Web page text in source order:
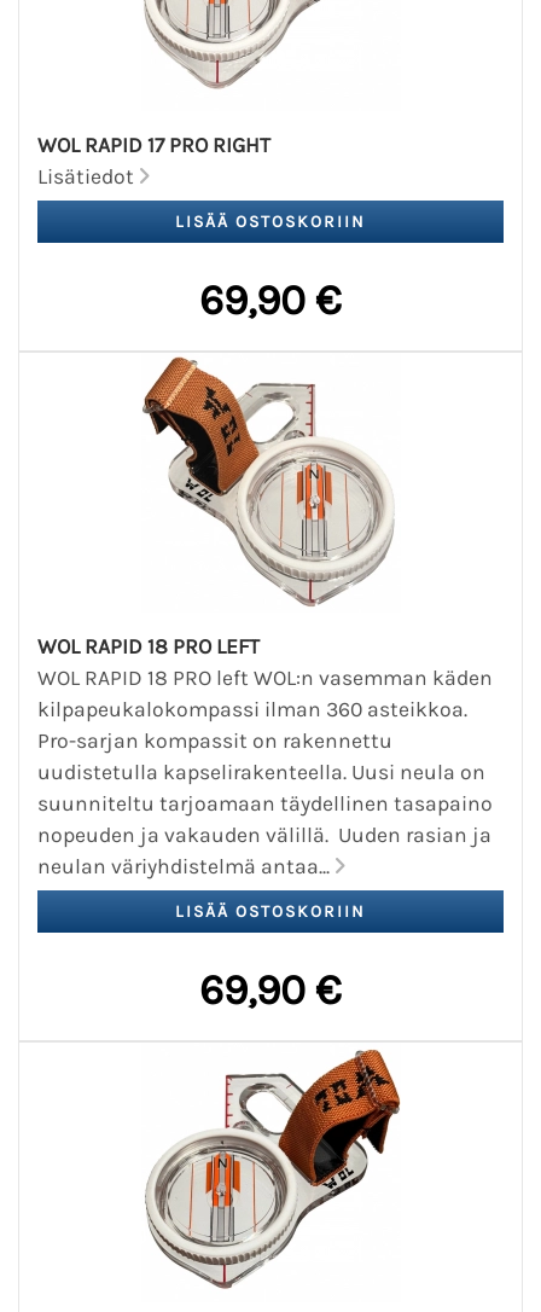
WOL RAPID 17 PRO RIGHT
Lisätiedot
69,90 €
WOL RAPID 18 PRO LEFT
WOL RAPID 18 PRO left WOL:n vasemman käden
kilpapeukalokompassi ilman 360 asteikkoa.
Pro-sarjan kompassit on rakennettu
uudistetulla kapselirakenteella. Uusi neula on
suunniteltu tarjoamaan täydellinen tasapaino
nopeuden ja vakauden välillä. Uuden rasian ja
neulan väriyhdistelmä antaa...
69,90 €